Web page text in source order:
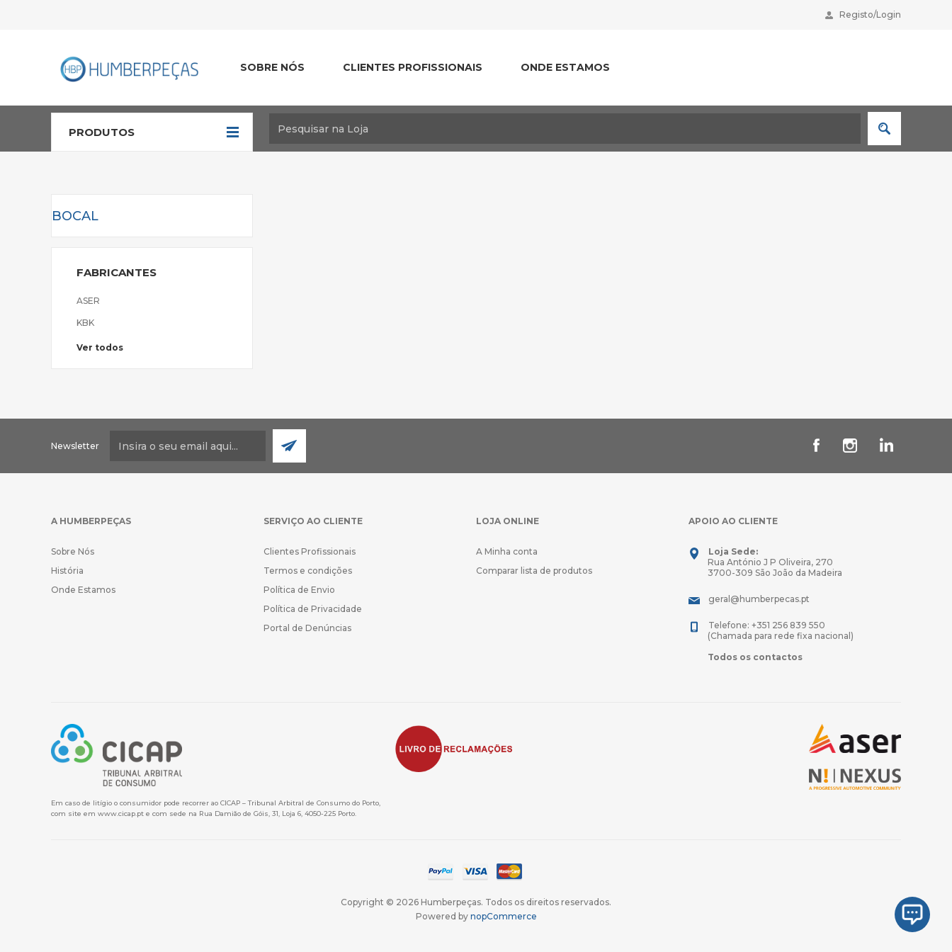
Registo/Login
SOBRE NÓS CLIENTES PROFISSIONAIS ONDE ESTAMOS
PRODUTOS
BOCAL
FABRICANTES
ASER
KBK
Ver todos
Newsletter
A HUMBERPEÇAS
Sobre Nós
História
Onde Estamos
SERVIÇO AO CLIENTE
Clientes Profissionais
Termos e condições
Política de Envio
Política de Privacidade
Portal de Denúncias
LOJA ONLINE
A Minha conta
Comparar lista de produtos
APOIO AO CLIENTE
Loja Sede:
Rua António J P Oliveira, 270
3700-309 São João da Madeira
geral@humberpecas.pt
Telefone: +351 256 839 550
(Chamada para rede fixa nacional)
Todos os contactos
Em caso de litígio o consumidor pode recorrer ao CICAP – Tribunal Arbitral de Consumo do Porto,
com site em www.cicap.pt e com sede na Rua Damião de Góis, 31, Loja 6, 4050-225 Porto.
Copyright © 2026 Humberpeças. Todos os direitos reservados.
Powered by nopCommerce